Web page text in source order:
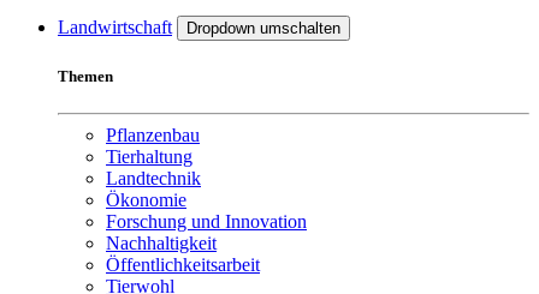
Landwirtschaft Dropdown umschalten
Themen
Pflanzenbau
Tierhaltung
Landtechnik
Ökonomie
Forschung und Innovation
Nachhaltigkeit
Öffentlichkeitsarbeit
Tierwohl